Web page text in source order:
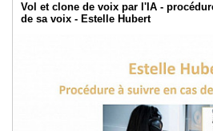
Vol et clone de voix par l'IA -
de sa voix - Estelle Hubert